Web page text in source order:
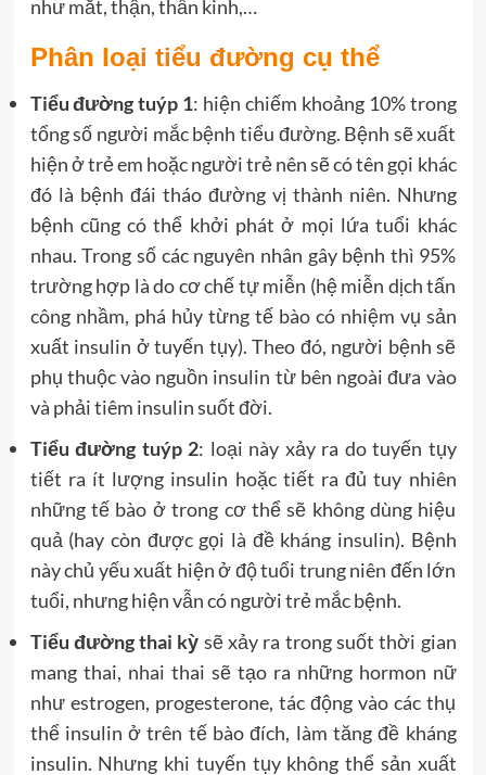
như mắt, thận, thần kinh,…
Phân loại tiểu đường cụ thể
Tiểu đường tuýp 1: hiện chiếm khoảng 10% trong
tổng số người mắc bệnh tiểu đường. Bệnh sẽ xuất
hiện ở trẻ em hoặc người trẻ nên sẽ có tên gọi khác
đó là bệnh đái tháo đường vị thành niên. Nhưng
bệnh cũng có thể khởi phát ở mọi lứa tuổi khác
nhau. Trong số các nguyên nhân gây bệnh thì 95%
trường hợp là do cơ chế tự miễn (hệ miễn dịch tấn
công nhầm, phá hủy từng tế bào có nhiệm vụ sản
xuất insulin ở tuyến tụy). Theo đó, người bệnh sẽ
phụ thuộc vào nguồn insulin từ bên ngoài đưa vào
và phải tiêm insulin suốt đời.
Tiểu đường tuýp 2: loại này xảy ra do tuyến tụy
tiết ra ít lượng insulin hoặc tiết ra đủ tuy nhiên
những tế bào ở trong cơ thể sẽ không dùng hiệu
quả (hay còn được gọi là đề kháng insulin). Bệnh
này chủ yếu xuất hiện ở độ tuổi trung niên đến lớn
tuổi, nhưng hiện vẫn có người trẻ mắc bệnh.
Tiểu đường thai kỳ sẽ xảy ra trong suốt thời gian
mang thai, nhai thai sẽ tạo ra những hormon nữ
như estrogen, progesterone, tác động vào các thụ
thể insulin ở trên tế bào đích, làm tăng đề kháng
insulin. Nhưng khi tuyến tụy không thể sản xuất